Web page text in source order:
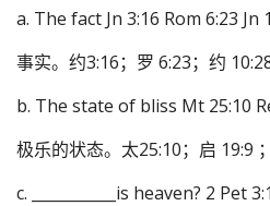
a. The fact Jn 3:16 Rom 6:23 Jn
事实。约3:16；罗 6:23；约
b. The state of bliss Mt 25:10
极乐的状态。太25:10；启 19:9
c. ___________is heaven? 2 Pet